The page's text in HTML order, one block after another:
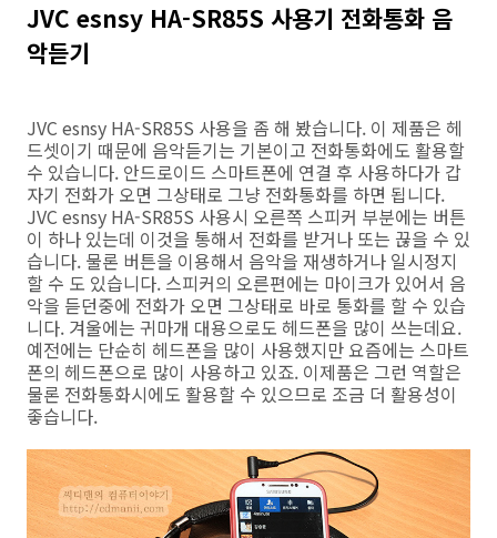
JVC esnsy HA-SR85S 사용기 전화통화 음
악듣기
JVC esnsy HA-SR85S 사용을 좀 해 봤습니다. 이 제품은 헤
드셋이기 때문에 음악듣기는 기본이고 전화통화에도 활용할
수 있습니다. 안드로이드 스마트폰에 연결 후 사용하다가 갑
자기 전화가 오면 그상태로 그냥 전화통화를 하면 됩니다.
JVC esnsy HA-SR85S 사용시 오른쪽 스피커 부분에는 버튼
이 하나 있는데 이것을 통해서 전화를 받거나 또는 끊을 수 있
습니다. 물론 버튼을 이용해서 음악을 재생하거나 일시정지
할 수 도 있습니다. 스피커의 오른편에는 마이크가 있어서 음
악을 듣던중에 전화가 오면 그상태로 바로 통화를 할 수 있습
니다. 겨울에는 귀마개 대용으로도 헤드폰을 많이 쓰는데요.
예전에는 단순히 헤드폰을 많이 사용했지만 요즘에는 스마트
폰의 헤드폰으로 많이 사용하고 있죠. 이제품은 그런 역할은
물론 전화통화시에도 활용할 수 있으므로 조금 더 활용성이
좋습니다.